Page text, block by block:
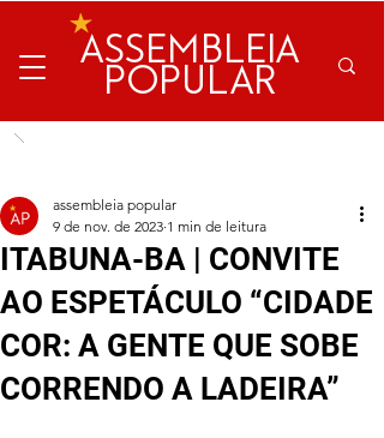
ASSEMBLEIA
POPULAR
ITABUNA-BA | CONVITE
AO ESPETÁCULO “CIDADE
COR: A GENTE QUE SOBE
CORRENDO A LADEIRA”
assembleia popular
9 de nov. de 2023 1 min de leitura